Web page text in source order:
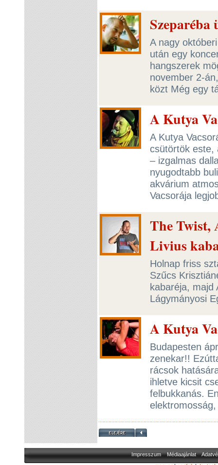
A nagy
után egy
hangszerek
november 2-
közt Még egy
A Kutya
A Kutya
csütörtök este,
– izgalmas
nyugodtabb
akvárium
Vacsorája
The Twist,
Livius
Holnap friss
Szűcs
kabaréja, majd
Lágymányosi
A Kutya
Budapesten
zenekar!!
rácsok
ihletve kicsit
felbukkanás.
Impresszum Médiaajánlat